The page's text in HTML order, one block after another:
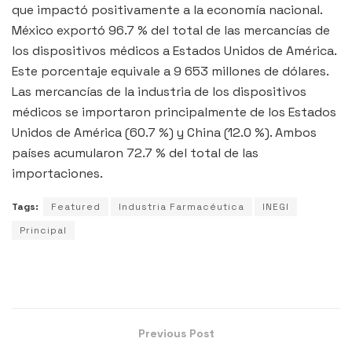
que impactó positivamente a la economía nacional.
México exportó 96.7 % del total de las mercancías de
los dispositivos médicos a Estados Unidos de América.
Este porcentaje equivale a 9 653 millones de dólares.
Las mercancías de la industria de los dispositivos
médicos se importaron principalmente de los Estados
Unidos de América (60.7 %) y China (12.0 %). Ambos
países acumularon 72.7 % del total de las
importaciones.
Tags: Featured Industria Farmacéutica
INEGI
Principal
Previous Post